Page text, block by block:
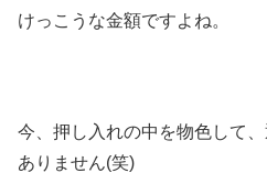
けっこうな金額ですよね。
今、押し入れの中を物色して
ありません(笑)